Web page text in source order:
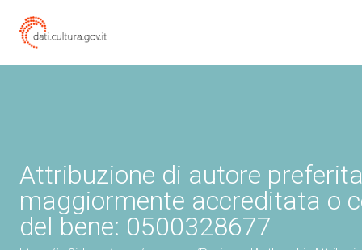
Attribuzione di autore
maggiormente accreditata o
del bene: 0500328677